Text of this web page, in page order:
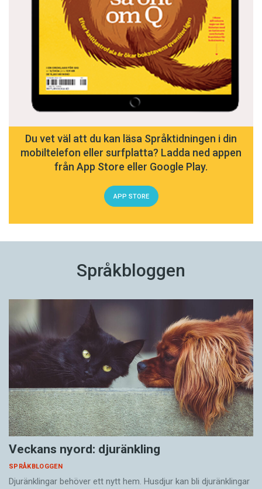
Du vet väl att du kan läsa Språktidningen i din
mobiltelefon eller surfplatta? Ladda ned appen
från App Store eller Google Play.
APP STORE
Språkbloggen
Veckans nyord: djuränkling
SPRÅKBLOGGEN
Djuränklingar behöver ett nytt hem. Husdjur kan bli djuränklingar